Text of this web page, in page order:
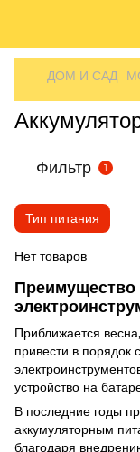
ДОМ И САД
Фильтр 1
Тип питания
Нет товаров
Преимущество
Приближается
привести в порядок
устройство на
В последние годы
аккумуляторным
благодаря